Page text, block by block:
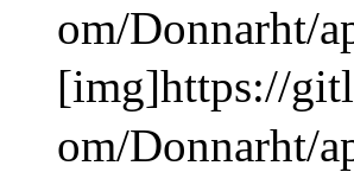
om/Donnarht/
[img]https://
om/Donnarht/